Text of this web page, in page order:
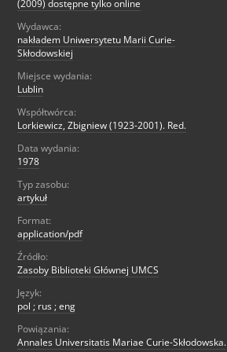
(2009) dostępne tylko online
Wydawca:
nakładem Uniwersytetu Marii Curie-
Skłodowskiej
Miejsce wydania:
Lublin
Współtwórca:
Lorkiewicz, Zbigniew (1923-2001). Red.
Data wydania:
1978
Typ zasobu:
artykuł
Format:
application/pdf
Źródło:
Zasoby Biblioteki Głównej UMCS
Język:
pol ; rus ; eng
Powiązania:
Annales Universitatis Mariae Curie-Skłodowska.